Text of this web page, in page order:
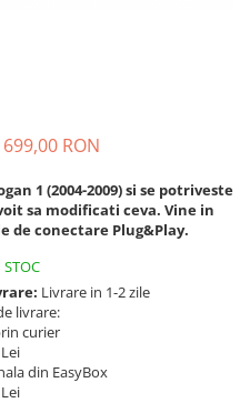
699,00 RON
1 (2004-2009) si se potriveste
sa modificati ceva. Vine in
de conectare Plug&Play.
STOC
Livrare in 1-2 zile
livrare:
curier
din EasyBox